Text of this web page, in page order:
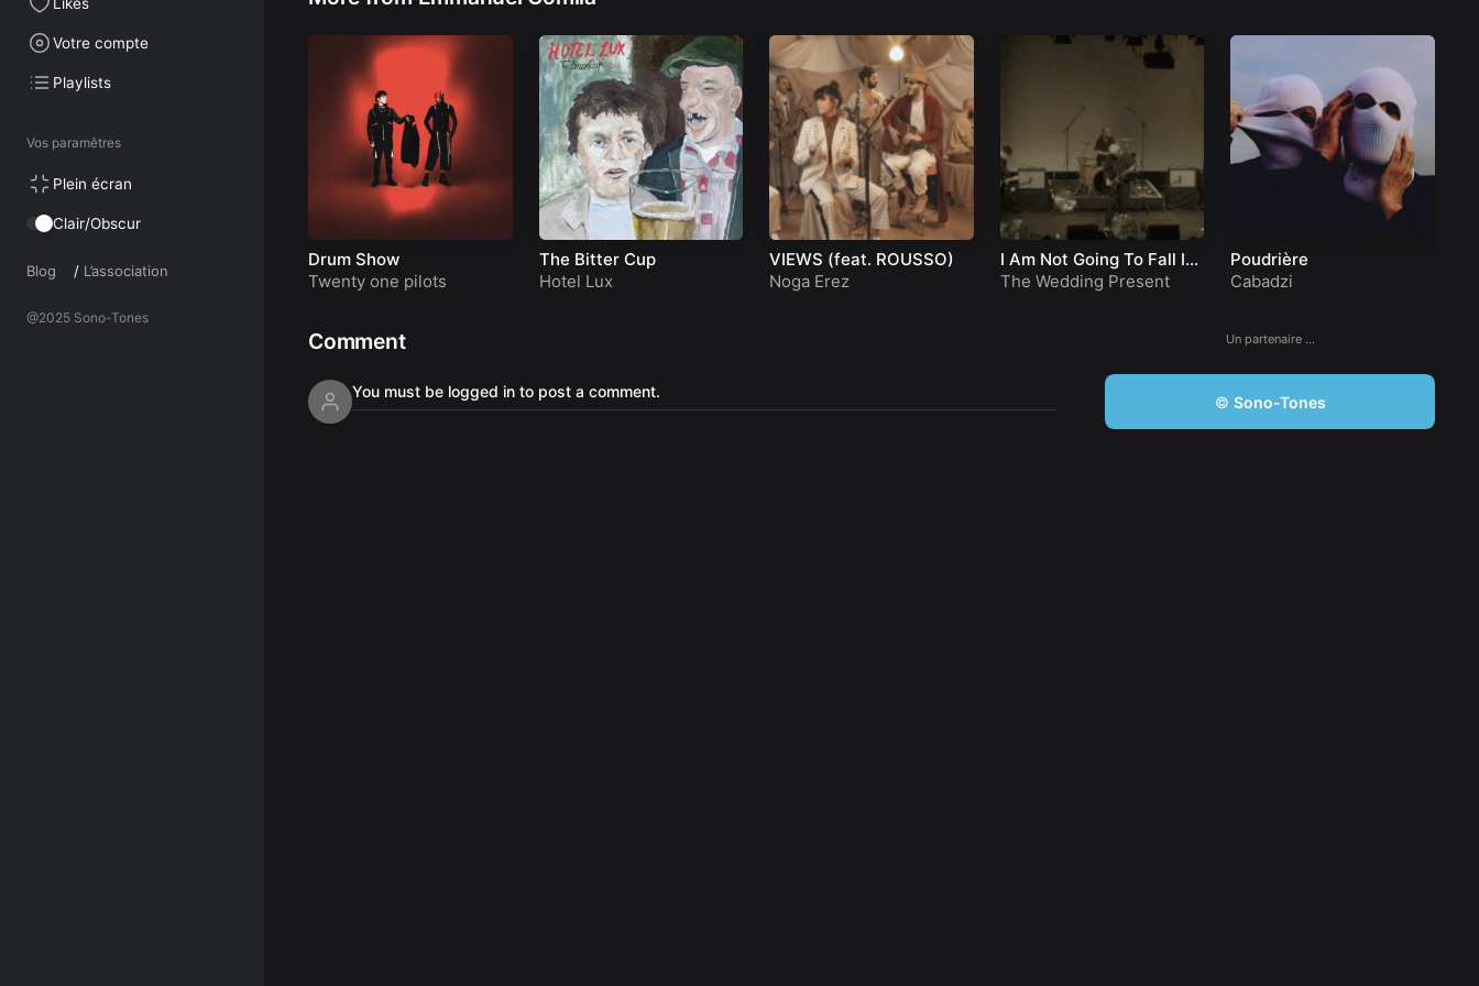
Votre compte
Playlists
Vos paramêtres
Plein écran
Clair/Obscur
Blog / L’association
@2025 Sono-Tones
Drum Show
Twenty one pilots
The Bitter Cup
Hotel Lux
VIEWS (feat. ROUSSO)
Noga Erez
I Am Not Going To Fall In
Love With You
The Wedding Present
Poudrière
Cabadzi
Comment
You must be logged in to post a comment.
Un partenaire …
© Sono-Tones